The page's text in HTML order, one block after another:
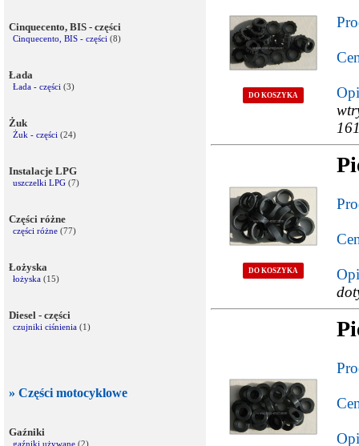
Cinquecento, BIS - części
Cinquecento, BIS - części (8)
Łada
Łada - części (3)
Żuk
Żuk - części (24)
Instalacje LPG
uszczelki LPG (7)
Części różne
części różne (77)
Łożyska
łożyska (15)
Diesel - części
czujniki ciśnienia (1)
» Części motocyklowe
Gaźniki
gaźniki używane (2)
DO KOSZYKA
DO KOSZYKA